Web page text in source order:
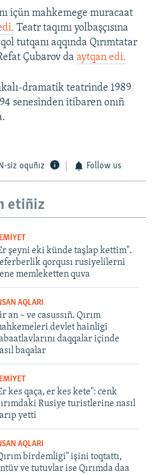
içün mahkemege muracaat
Teatr taqımı yolbaşçısına
tutqanı aqqında Qırımtatar
Çubarov da aytqan edi.
dramatik teatrinde 1989
senesinden itibaren onıñ
siz oquñız Follow us
etiñiz
şeyni eki künde taşlap kettim".
qorqusı rusiyelilerni
memleketten quva
AQLARI
an – ve casussıñ. Qırım
devlet hainligi
daqqalar içinde
baqalar
kes qaça, er kes kete": cenk
Rusiye turistlerine nasıl
yetti
AQLARI
birdemligi" işini toqtattı,
ve tutuvlar ise Qırımda daa